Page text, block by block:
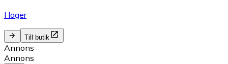
I lager
Till butik
Annons
Annons